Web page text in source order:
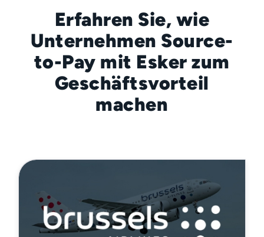
Erfahren Sie, wie
Unternehmen Source-
to-Pay mit Esker zum
Geschäftsvorteil
machen